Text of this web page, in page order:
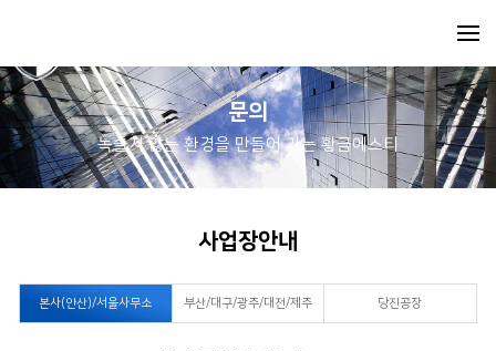
문의
녹슬지 않는 환경을 만들어 가는 황금에스티
사업장안내
본사(안산)/서울사무소 부산/대구/광주/대전/제주 당진공장